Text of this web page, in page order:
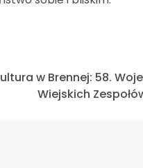
w Brennej: 58.
Wiejskich